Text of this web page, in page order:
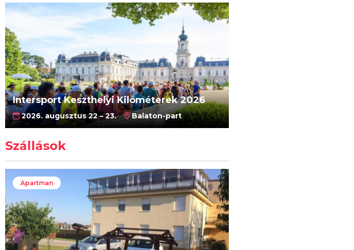
Intersport Keszthelyi Kilóméterek 2026
2026. augusztus 22 – 23. Balaton-part
Szállások
Apartman